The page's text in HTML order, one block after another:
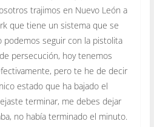
trajimos en Nuevo León a
que tiene un sistema que se
podemos seguir con la pistolita
persecución, hoy tenemos
pero te he de decir
estado que ha bajado el
terminar, me debes dejar
no había terminado el minuto.